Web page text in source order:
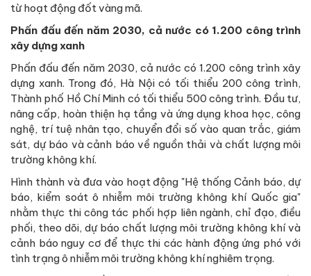
từ hoạt động đốt vàng mã.
Phấn đấu đến năm 2030, cả nước có 1.200 công trình
xây dựng xanh
Phấn đấu đến năm 2030, cả nước có 1.200 công trình xây
dựng xanh. Trong đó, Hà Nội có tối thiểu 200 công trình,
Thành phố Hồ Chí Minh có tối thiểu 500 công trình. Đầu tư,
nâng cấp, hoàn thiện hạ tầng và ứng dụng khoa học, công
nghệ, trí tuệ nhân tạo, chuyển đổi số vào quan trắc, giám
sát, dự báo và cảnh báo về nguồn thải và chất lượng môi
trường không khí.
Hình thành và đưa vào hoạt động "Hệ thống Cảnh báo, dự
báo, kiểm soát ô nhiễm môi trường không khí Quốc gia"
nhằm thực thi công tác phối hợp liên ngành, chỉ đạo, điều
phối, theo dõi, dự báo chất lượng môi trường không khí và
cảnh báo nguy cơ để thực thi các hành động ứng phó với
tình trạng ô nhiễm môi trường không khí nghiêm trọng.